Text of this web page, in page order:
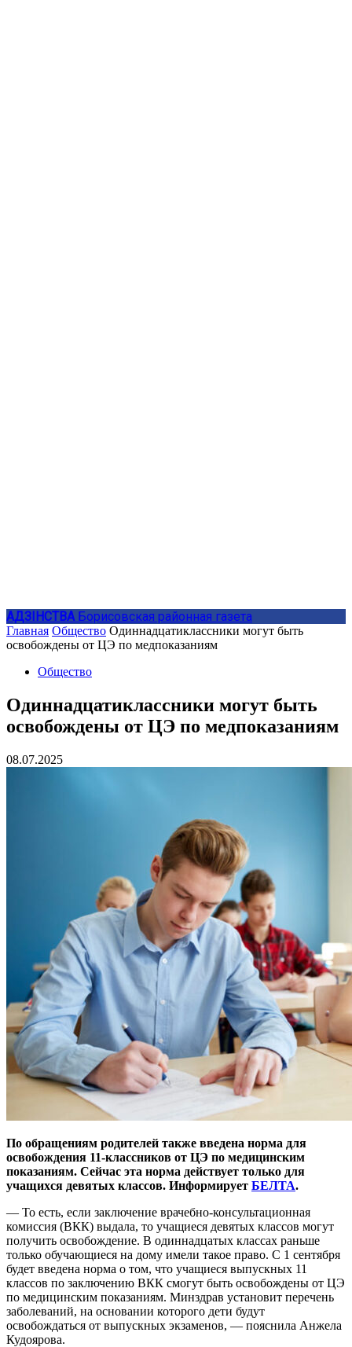
АДЗIНСТВА Борисовская районная газета
Главная Общество Одиннадцатиклассники могут быть
освобождены от ЦЭ по медпоказаниям
Общество
Одиннадцатиклассники могут быть
освобождены от ЦЭ по медпоказаниям
08.07.2025
По обращениям родителей также введена норма для
освобождения 11-классников от ЦЭ по медицинским
показаниям. Сейчас эта норма действует только для
учащихся девятых классов. Информирует БЕЛТА.
— То есть, если заключение врачебно-консультационная
комиссия (ВКК) выдала, то учащиеся девятых классов могут
получить освобождение. В одиннадцатых классах раньше
только обучающиеся на дому имели такое право. С 1 сентября
будет введена норма о том, что учащиеся выпускных 11
классов по заключению ВКК смогут быть освобождены от ЦЭ
по медицинским показаниям. Минздрав установит перечень
заболеваний, на основании которого дети будут
освобождаться от выпускных экзаменов, — пояснила Анжела
Кудоярова.